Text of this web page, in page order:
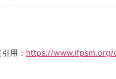
引用： https://